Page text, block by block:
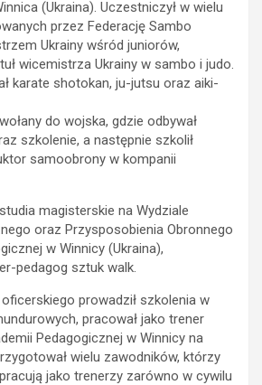
(Ukraina). Uczestniczył w wielu
przez Federację Sambo
Ukrainy wśród juniorów,
wicemistrza Ukrainy w sambo i judo.
karate shotokan, ju-jutsu oraz aiki-
do wojska, gdzie odbywał
szkolenie, a następnie szkolił
samoobrony w kompanii
magisterskie na Wydziale
oraz Przysposobienia Obronnego
w Winnicy (Ukraina),
pedagog sztuk walk.
prowadził szkolenia w
pracował jako trener
Pedagogicznej w Winnicy na
wielu zawodników, którzy
jako trenerzy zarówno w cywilu